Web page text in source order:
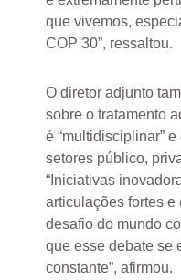
que vivemos,
COP 30”, ressaltou.
O diretor adjunto
sobre o tratamento
é “multidisciplinar”
setores público,
“Iniciativas
articulações fortes
desafio do mundo
que esse debate se
constante”, afirmou.